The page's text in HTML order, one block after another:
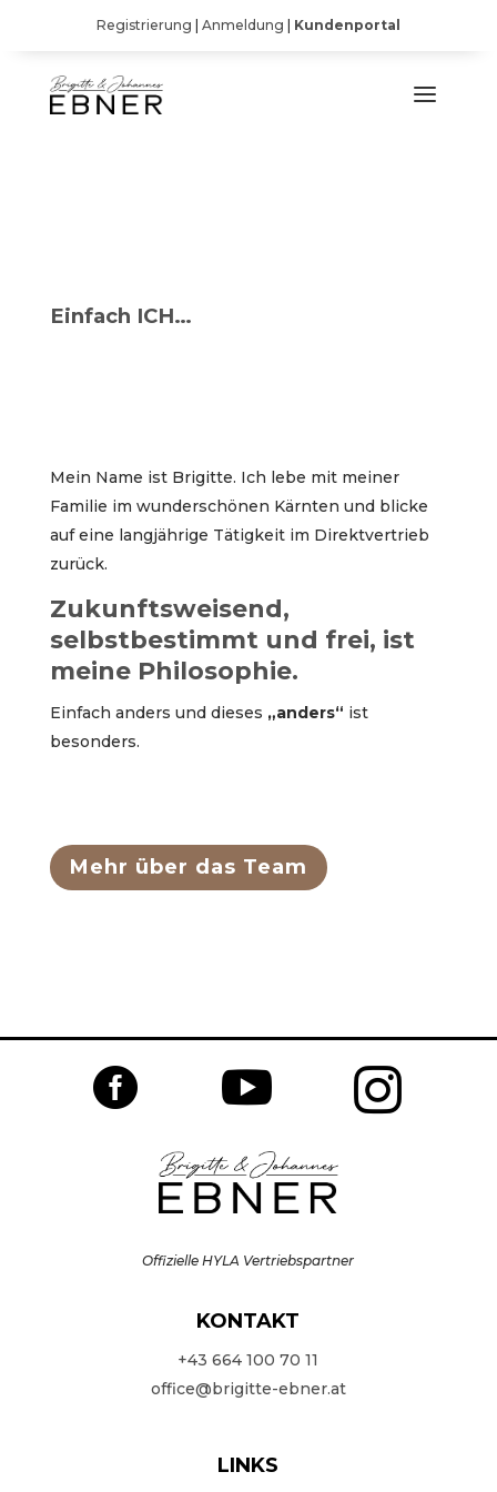
Registrierung Anmeldung Kundenportal
Einfach ICH…
Mein Name ist Brigitte. Ich lebe mit meiner
Familie im wunderschönen Kärnten und blicke
auf eine langjährige Tätigkeit im Direktvertrieb
zurück.
Zukunftsweisend,
selbstbestimmt und frei, ist
meine Philosophie.
Einfach anders und dieses „anders“ ist
besonders.
Mehr über das Team
  
Offizielle HYLA Vertriebspartner
KONTAKT
+43 664 100 70 11
office@brigitte-ebner.at
LINKS